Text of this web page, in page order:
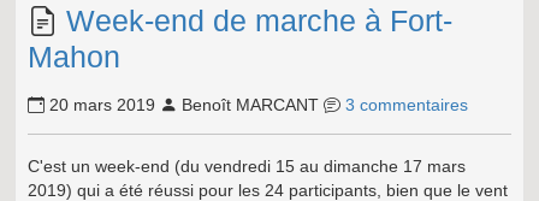
Week-end de marche à Fort-
Mahon
20 mars 2019 Benoît MARCANT 3 commentaires
C'est un week-end (du vendredi 15 au dimanche 17 mars
2019) qui a été réussi pour les 24 participants, bien que le vent